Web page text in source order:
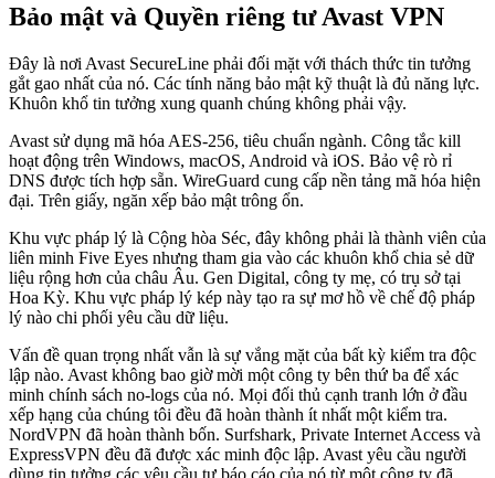
Bảo mật và Quyền riêng tư Avast VPN
Đây là nơi Avast SecureLine phải đối mặt với thách thức tin tưởng
gắt gao nhất của nó. Các tính năng bảo mật kỹ thuật là đủ năng lực.
Khuôn khổ tin tưởng xung quanh chúng không phải vậy.
Avast sử dụng mã hóa AES-256, tiêu chuẩn ngành. Công tắc kill
hoạt động trên Windows, macOS, Android và iOS. Bảo vệ rò rỉ
DNS được tích hợp sẵn. WireGuard cung cấp nền tảng mã hóa hiện
đại. Trên giấy, ngăn xếp bảo mật trông ổn.
Khu vực pháp lý là Cộng hòa Séc, đây không phải là thành viên của
liên minh Five Eyes nhưng tham gia vào các khuôn khổ chia sẻ dữ
liệu rộng hơn của châu Âu. Gen Digital, công ty mẹ, có trụ sở tại
Hoa Kỳ. Khu vực pháp lý kép này tạo ra sự mơ hồ về chế độ pháp
lý nào chi phối yêu cầu dữ liệu.
Vấn đề quan trọng nhất vẫn là sự vắng mặt của bất kỳ kiểm tra độc
lập nào. Avast không bao giờ mời một công ty bên thứ ba để xác
minh chính sách no-logs của nó. Mọi đối thủ cạnh tranh lớn ở đầu
xếp hạng của chúng tôi đều đã hoàn thành ít nhất một kiểm tra.
NordVPN đã hoàn thành bốn. Surfshark, Private Internet Access và
ExpressVPN đều đã được xác minh độc lập. Avast yêu cầu người
dùng tin tưởng các yêu cầu tự báo cáo của nó từ một công ty đã